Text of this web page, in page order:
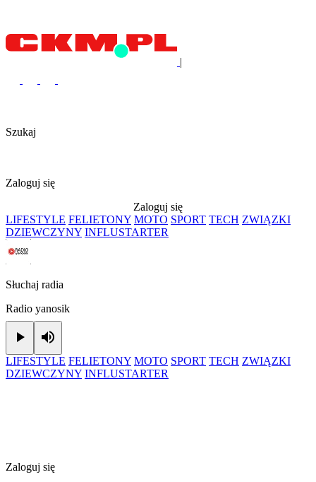
|
Szukaj
Zaloguj się
Zaloguj się
LIFESTYLE FELIETONY MOTO SPORT TECH ZWIĄZKI
DZIEWCZYNY INFLUSTARTER
Słuchaj radia
Radio yanosik
Play
LIFESTYLE FELIETONY MOTO SPORT TECH ZWIĄZKI
DZIEWCZYNY INFLUSTARTER
Zaloguj się